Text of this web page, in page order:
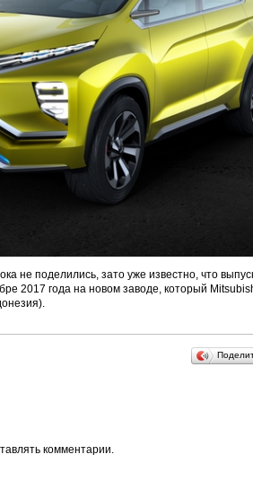
не поделились, зато уже известно, что
2017 года на новом заводе, который
комментарии.